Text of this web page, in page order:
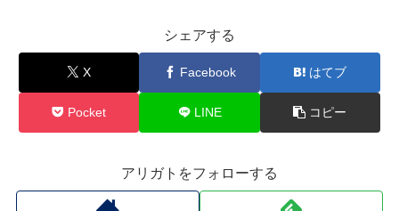
シェアする
X Facebook はてブ
Pocket LINE コピー
アリガトをフォローする